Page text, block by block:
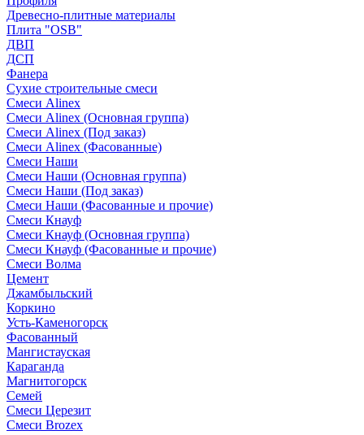
Древесно-плитные материалы
Плита "OSB"
ДВП
ДСП
Фанера
Сухие строительные смеси
Смеси Alinex
Смеси Alinex (Основная группа)
Смеси Alinex (Под заказ)
Смеси Alinex (Фасованные)
Смеси Наши
Смеси Наши (Основная группа)
Смеси Наши (Под заказ)
Смеси Наши (Фасованные и прочие)
Смеси Кнауф
Смеси Кнауф (Основная группа)
Смеси Кнауф (Фасованные и прочие)
Смеси Волма
Цемент
Джамбыльский
Коркино
Усть-Каменогорск
Фасованный
Мангистауская
Караганда
Магнитогорск
Семей
Смеси Церезит
Смеси Brozex